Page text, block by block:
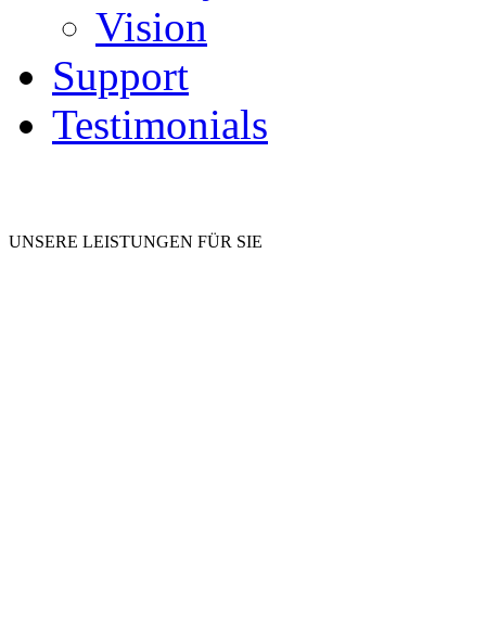
Vision
Support
Testimonials
UNSERE LEISTUNGEN FÜR SIE